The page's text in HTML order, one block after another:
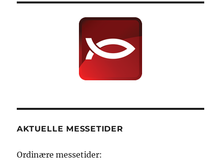
AKTUELLE MESSETIDER
Ordinære messetider: